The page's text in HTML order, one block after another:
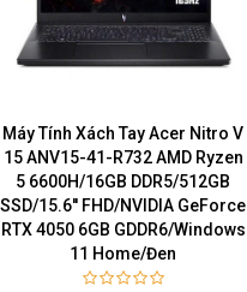
Máy Tính Xách Tay Acer Nitro V
15 ANV15-41-R732 AMD Ryzen
5 6600H/16GB DDR5/512GB
SSD/15.6'' FHD/NVIDIA GeForce
RTX 4050 6GB GDDR6/Windows
11 Home/Đen